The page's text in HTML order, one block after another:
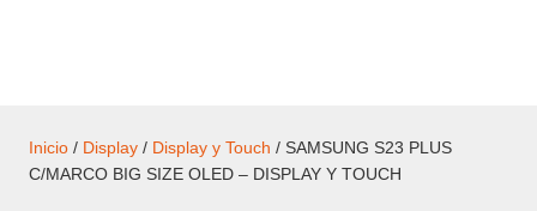
Inicio / Display / Display y Touch / SAMSUNG S23 PLUS
C/MARCO BIG SIZE OLED – DISPLAY Y TOUCH